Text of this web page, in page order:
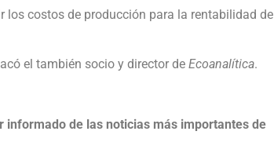
los costos de producción para la rentabilidad de
el también socio y director de Ecoanalítica.
informado de las noticias más importantes de